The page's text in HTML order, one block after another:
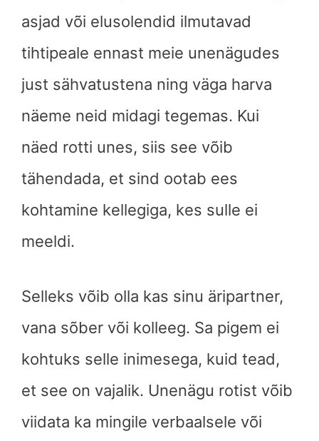
asjad või elusolendid ilmutavad
tihtipeale ennast meie unenägudes
just sähvatustena ning väga harva
näeme neid midagi tegemas. Kui
näed rotti unes, siis see võib
tähendada, et sind ootab ees
kohtamine kellegiga, kes sulle ei
meeldi.
Selleks võib olla kas sinu äripartner,
vana sõber või kolleeg. Sa pigem ei
kohtuks selle inimesega, kuid tead,
et see on vajalik. Unenägu rotist võib
viidata ka mingile verbaalsele või